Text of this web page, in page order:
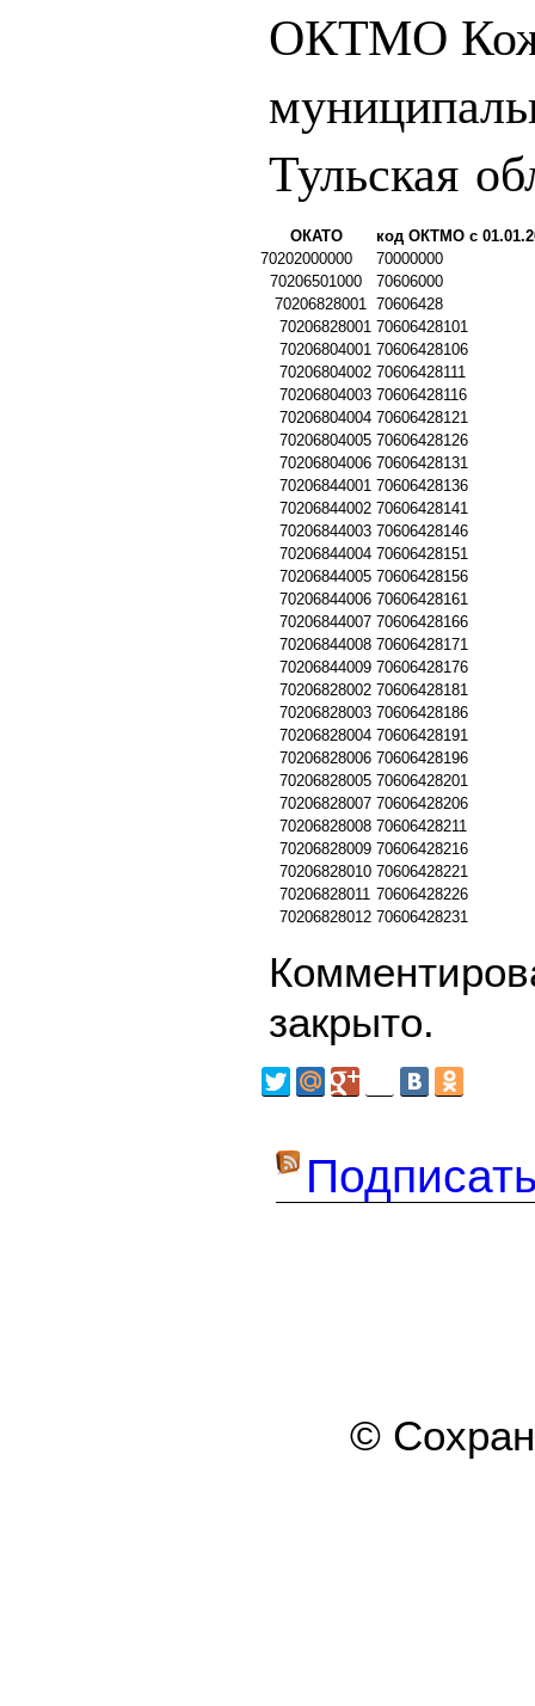
ОКТМО
Тульская
ОКАТО
код ОКТМО с
70202000000
70000000
70206501000
70606000
70206828001 70606428
70206828001 70606428101
70206804001 70606428106
70206804002 70606428111
70206804003 70606428116
70206804004 70606428121
70206804005 70606428126
70206804006 70606428131
70206844001 70606428136
70206844002 70606428141
70206844003 70606428146
70206844004 70606428151
70206844005 70606428156
70206844006 70606428161
70206844007 70606428166
70206844008 70606428171
70206844009 70606428176
70206828002 70606428181
70206828003 70606428186
70206828004 70606428191
70206828006 70606428196
70206828005 70606428201
70206828007 70606428206
70206828008 70606428211
70206828009 70606428216
70206828010 70606428221
70206828011 70606428226
70206828012 70606428231
закрыто.
©